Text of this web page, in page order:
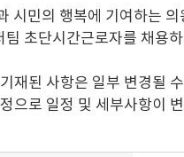
시민의 행복에 기여하는
팀 초단시간근로자를 채용
재된 사항은 일부 변경될
으로 일정 및 세부사항이